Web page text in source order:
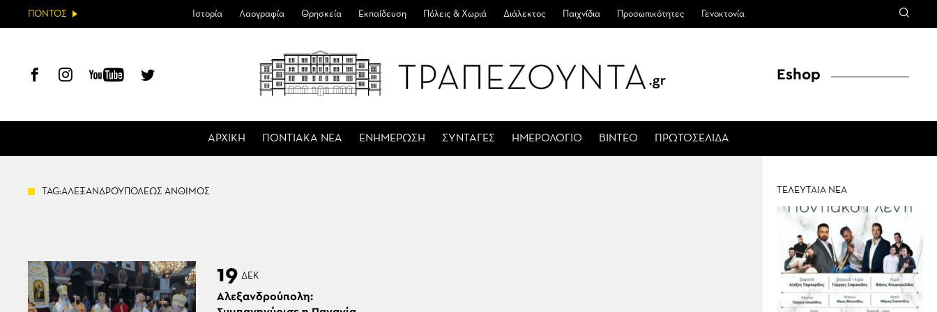
ΠΟΝΤΟΣ Ιστορία Λαογραφία Θρησκεία Εκπαίδευση Πόλεις & Χωριά Διάλεκτος Παιχνίδια Προσωπικότητες Γενοκτονία
ΑΡΧΙΚΗ ΠΟΝΤΙΑΚΑ ΝΕΑ ΕΝΗΜΕΡΩΣΗ ΣΥΝΤΑΓΕΣ ΗΜΕΡΟΛΟΓΙΟ ΒΙΝΤΕΟ ΠΡΩΤΟΣΕΛΙΔΑ
Eshop
TAG:ΑΛΕΞΑΝΔΡΟΥΠΟΛΕΩΣ ΑΝΘΙΜΟΣ
19 ΔΕΚ
Αλεξανδρούπολη:
ΤΕΛΕΥΤΑΙΑ ΝΕΑ